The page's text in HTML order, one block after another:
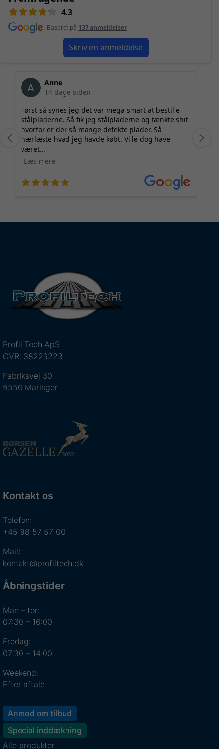
Profil Tech ApS
CVR: 38226223
Fabriksvej 30
9550 Mariager
Kontakt os
Telefon:
+45 98 57 57 00
Mail:
kontakt@profiltech.dk
Åbningstider
Man – tor:
07:30 – 16:00
Fredag:
07:30 – 14:00
Weekend:
Efter aftale
Anmod om tilbud
Special inddækning
Alle produkter